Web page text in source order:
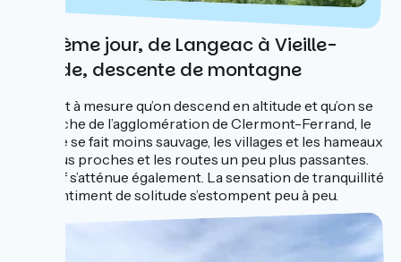
Troisième jour, de Langeac à Vieille-
Brioude, descente de montagne
Au fur et à mesure qu’on descend en altitude et qu’on se
rapproche de l’agglomération de Clermont-Ferrand, le
paysage se fait moins sauvage, les villages et les hameaux
sont plus proches et les routes un peu plus passantes.
Le relief s’atténue également. La sensation de tranquillité
et le sentiment de solitude s’estompent peu à peu.